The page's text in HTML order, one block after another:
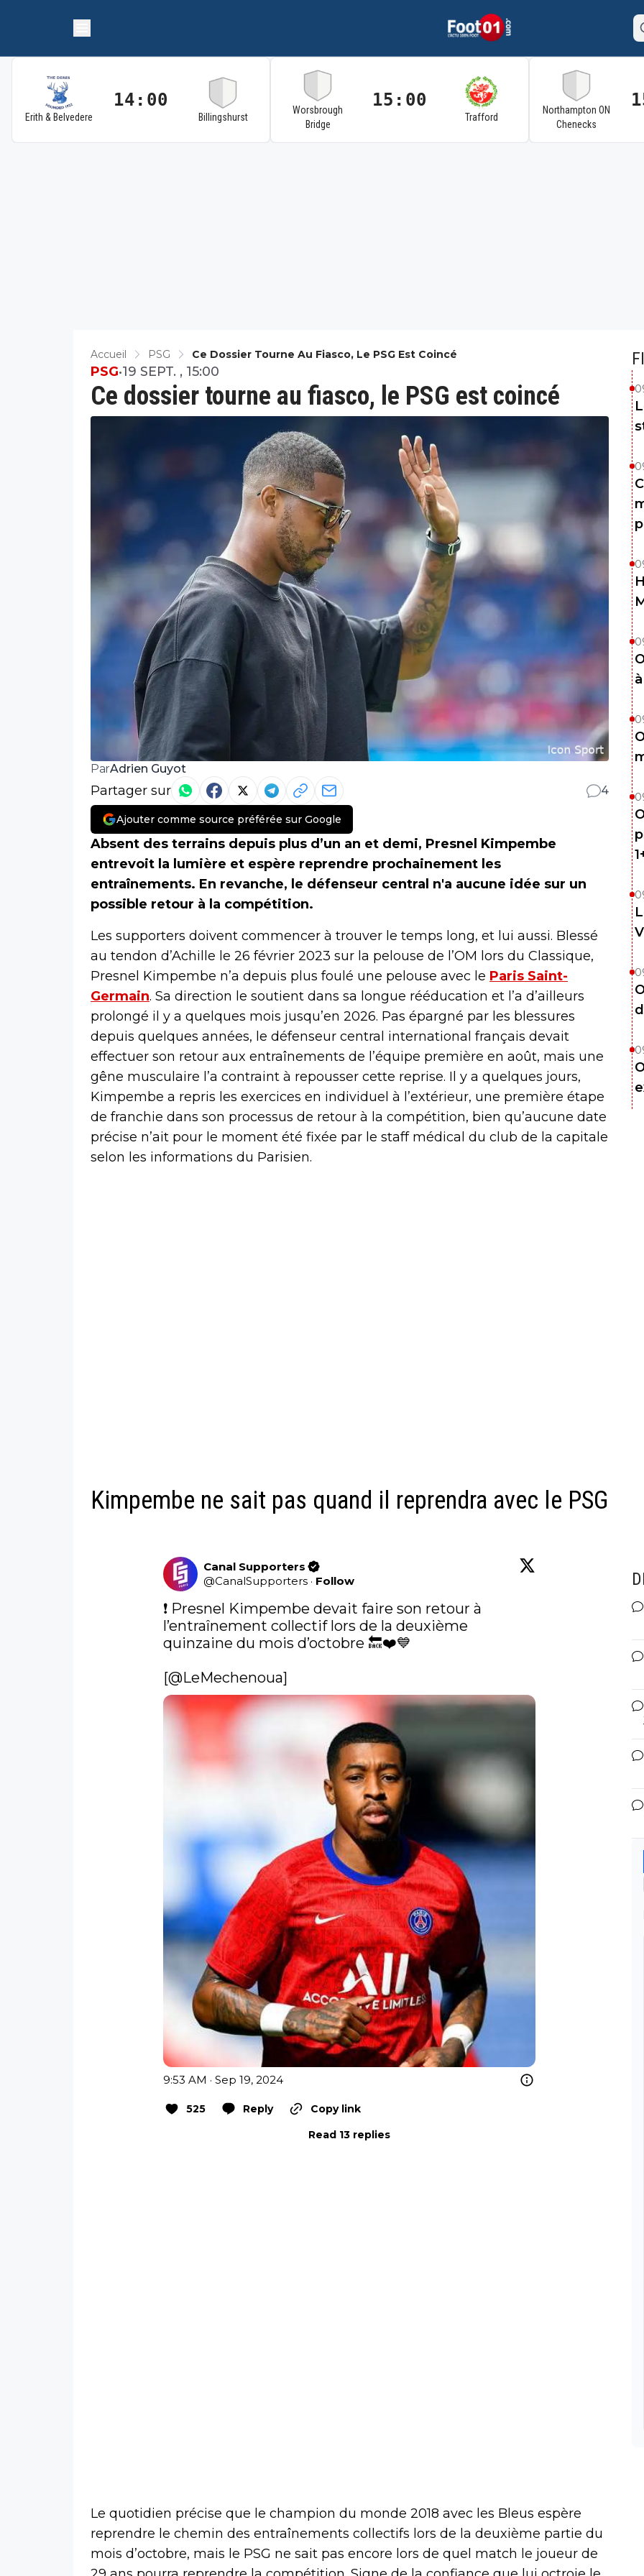
Erith & Belvedere
14:00
Billingshurst
Worsbrough
Bridge
15:00
Trafford
Northampton ON
Chenecks
Accueil PSG Ce Dossier Tourne Au Fiasco, Le PSG Est Coincé
Ce dossier tourne au fiasco, le PSG est coincé
PSG•19 SEPT. , 15:00
ParAdrien Guyot
Partager sur 4
Ajouter comme source préférée sur Google
Absent des terrains depuis plus d’un an et demi, Presnel Kimpembe
entrevoit la lumière et espère reprendre prochainement les
entraînements. En revanche, le défenseur central n'a aucune idée sur un
possible retour à la compétition.
Les supporters doivent commencer à trouver le temps long, et lui aussi. Blessé
au tendon d’Achille le 26 février 2023 sur la pelouse de l’OM lors du Classique,
Presnel Kimpembe n’a depuis plus foulé une pelouse avec le Paris Saint-
Germain. Sa direction le soutient dans sa longue rééducation et l’a d’ailleurs
prolongé il y a quelques mois jusqu’en 2026. Pas épargné par les blessures
depuis quelques années, le défenseur central international français devait
effectuer son retour aux entraînements de l’équipe première en août, mais une
gêne musculaire l’a contraint à repousser cette reprise. Il y a quelques jours,
Kimpembe a repris les exercices en individuel à l’extérieur, une première étape
de franchie dans son processus de retour à la compétition, bien qu’aucune date
précise n’ait pour le moment été fixée par le staff médical du club de la capitale
selon les informations du Parisien.
Kimpembe ne sait pas quand il reprendra avec le PSG
Canal Supporters
@CanalSupporters · Follow
❗️ Presnel Kimpembe devait faire son retour à
l’entraînement collectif lors de la deuxième
quinzaine du mois d’octobre 🔙❤️💙
[@LeMechenoua]
9:53 AM · Sep 19, 2024
525 Reply
Copy link
Read 13 replies
Le quotidien précise que le champion du monde 2018 avec les Bleus espère
reprendre le chemin des entraînements collectifs lors de la deuxième partie du
mois d’octobre, mais le PSG ne sait pas encore lors de quel match le joueur de